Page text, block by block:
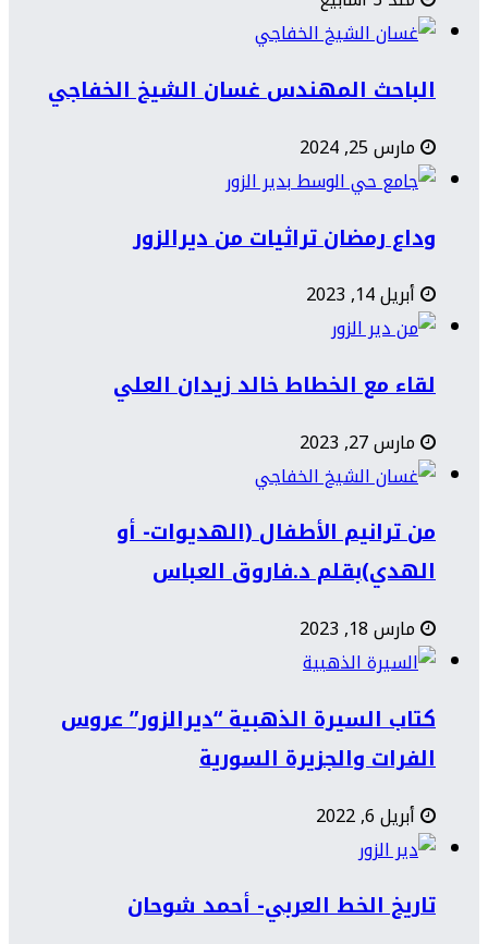
الباحث المهندس غسان الشيخ الخفاجي
مارس 25, 2024
وداع رمضان تراثيات من ديرالزور
أبريل 14, 2023
لقاء مع الخطاط خالد زيدان العلي
مارس 27, 2023
من ترانيم الأطفال (الهديوات- أو
الهدي)بقلم د.فاروق العباس
مارس 18, 2023
كتاب السيرة الذهبية “ديرالزور” عروس
الفرات والجزيرة السورية
أبريل 6, 2022
تاريخ الخط العربي- أحمد شوحان